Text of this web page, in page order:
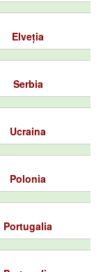
Elveția
Serbia
Ucraina
Polonia
Portugalia